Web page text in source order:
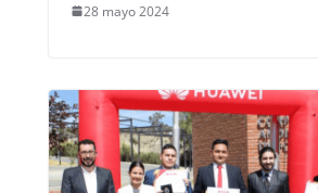
28 mayo 2024